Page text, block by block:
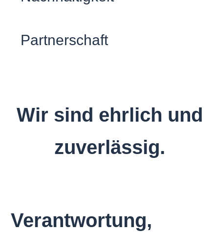
Partnerschaft
Wir sind ehrlich und
zuverlässig.
Verantwortung,